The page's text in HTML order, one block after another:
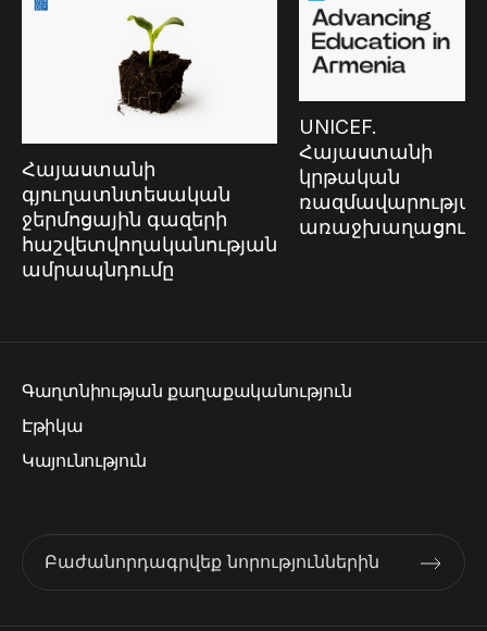
Հայաստանի
գյուղատնտեսական
ջերմոցային գազերի
հաշվետվողականության
ամրապնդումը
UNICEF.
Հայաստանի
կրթական
առաջխաղացում
Բաժանորդագրվեք նորություններին
Գաղտնիության քաղաքականություն
Էթիկա
Կայունություն